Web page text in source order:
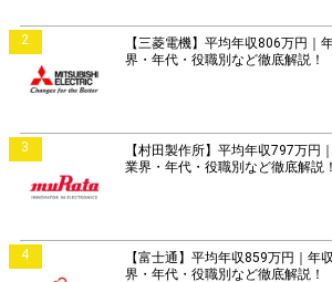
2
【三菱電機】平均年収806万円｜
界・年代・役職別など徹底解説！
3
【村田製作所】平均年収797万円
業界・年代・役職別など徹底解説！
4
【富士通】平均年収859万円｜年
界・年代・役職別など徹底解説！